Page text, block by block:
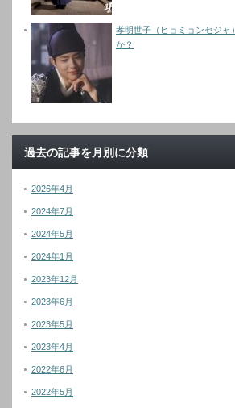
孝明世子（ヒョミョンセジャ
か？
過去の記事を月別に分類
2026年4月
2024年7月
2024年5月
2024年1月
2023年12月
2023年6月
2023年5月
2023年4月
2022年6月
2022年5月